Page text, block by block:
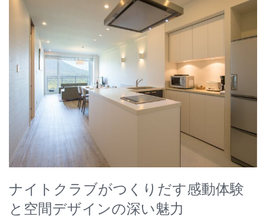
ナイトクラブがつくりだす感動体験
と空間デザインの深い魅力